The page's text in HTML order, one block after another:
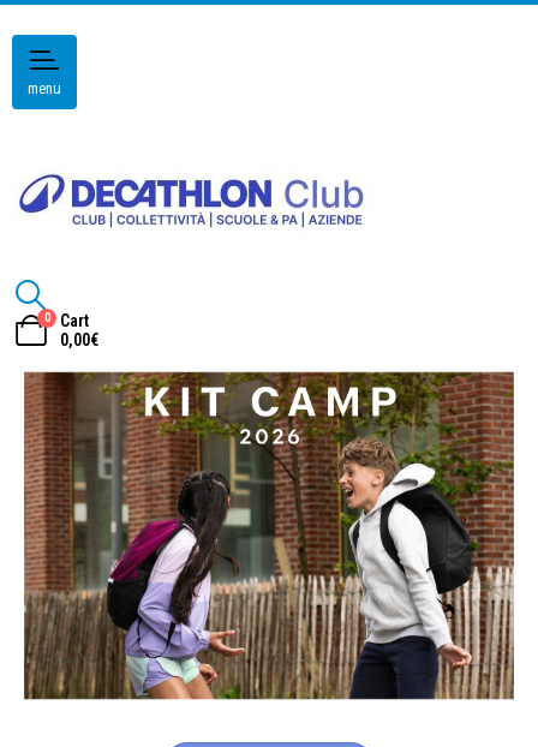
menu
0
Cart
0,00€